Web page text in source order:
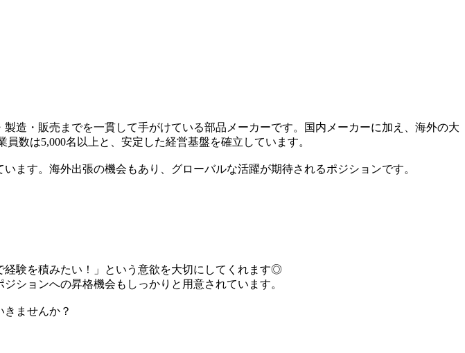
造・販売までを一貫して手がけている部品メーカーです。国内メーカーに加え、海外の大
数は5,000名以上と、安定した経営基盤を確立しています。
ます。海外出張の機会もあり、グローバルな活躍が期待されるポジションです。
験を積みたい！」という意欲を大切にしてくれます◎
ションへの昇格機会もしっかりと用意されています。
ませんか？